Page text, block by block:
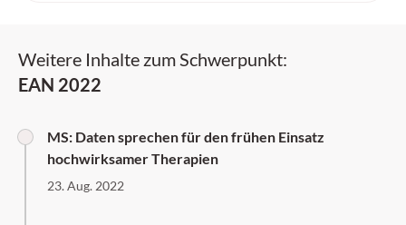
Weitere Inhalte zum Schwerpunkt:
EAN 2022
MS: Daten sprechen für den frühen Einsatz
hochwirksamer Therapien
23. Aug. 2022